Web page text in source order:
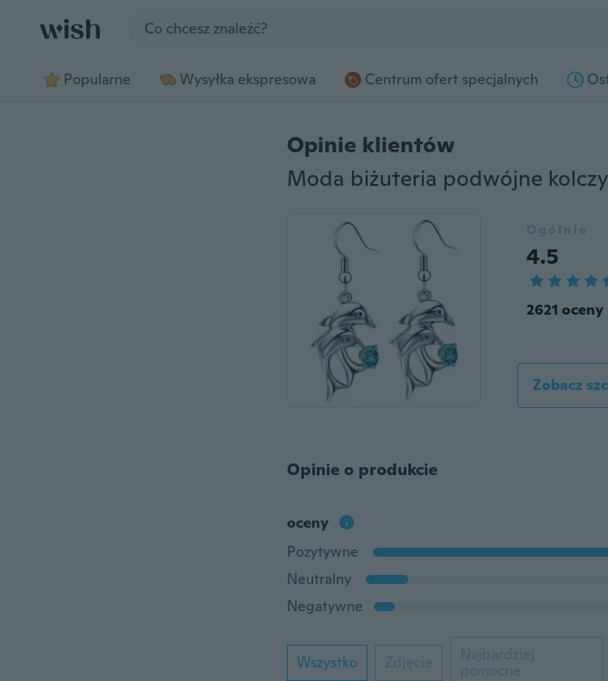
Popularne Wysyłka ekspresowa Centrum ofert specjalnych
Opinie klientów
Ogólnie
4.5
2621 oceny
Zobacz
Opinie o produkcie
oceny
Pozytywne
Neutralny
Negatywne
Wszystko Zdjęcie
Najbardziej
pomocne